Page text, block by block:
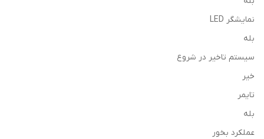
نمایشگر LED
بله
سيستم تاخیر در شروع
خیر
تایمر
بله
عملکرد بخور